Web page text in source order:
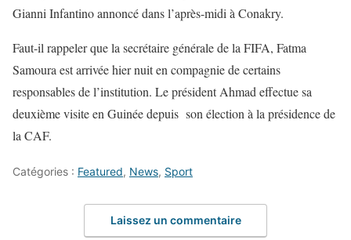
Gianni Infantino annoncé dans l’après-midi à Conakry.
Faut-il rappeler que la secrétaire générale de la FIFA, Fatma
Samoura est arrivée hier nuit en compagnie de certains
responsables de l’institution. Le président Ahmad effectue sa
deuxième visite en Guinée depuis son élection à la présidence de
la CAF.
Catégories : Featured, News, Sport
Laissez un commentaire